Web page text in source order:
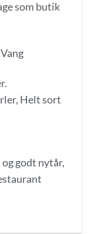
som butik
Helt sort
godt nytår,